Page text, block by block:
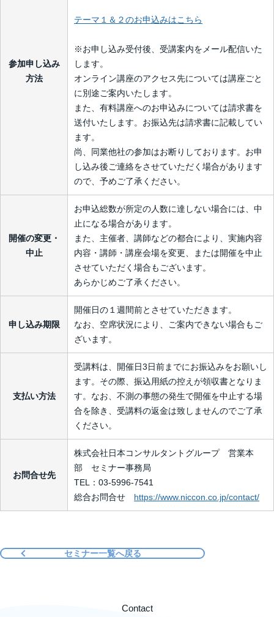
参加申し込み
方法
テーマ１＆２のお申込みはこちら
※お申し込み受付後、受講案内をメール配信いた
します。
オンライン講座のアクセス先については講座ごと
に別途ご案内いたします。
また、有料講座へのお申込みについては請求書を
送付いたします。お振込先は請求書に記載してい
ます。
尚、同業他社の参加はお断りしております。お申
し込み後ご連絡をさせていただく場合があります
ので、予めご了承ください。
開催の変更・
中止
お申込総数が所定の人数に達しない場合には、中
止になる場合があります。
また、主催者、講師などの都合により、実施内容
内容・講師・講座会場を変更、または開催を中止
させていただく場合もございます。
あらかじめご了承ください。
申し込み期限
開催日の１週間前とさせていただきます。
なお、空席状況により、ご案内できない場合もご
ざいます。
支払い方法
受講料は、開催日3日前までにお振込みをお願いし
ます。その際、振込用紙の控えが領収書となりま
す。なお、不測の事態の発生で開催を中止する場
合を除き、受講料の返金は致しませんのでご了承
ください。
お問合せ先
株式会社日本コンサルタントグループ 営業本
部 セミナー事務局
TEL：03-5996-7541
総合お問合せ https://www.niccon.co.jp/contact/
セミナー一覧へ戻る
Contact